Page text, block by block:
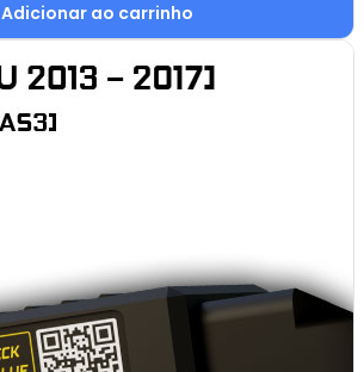
Adicionar ao carrinho